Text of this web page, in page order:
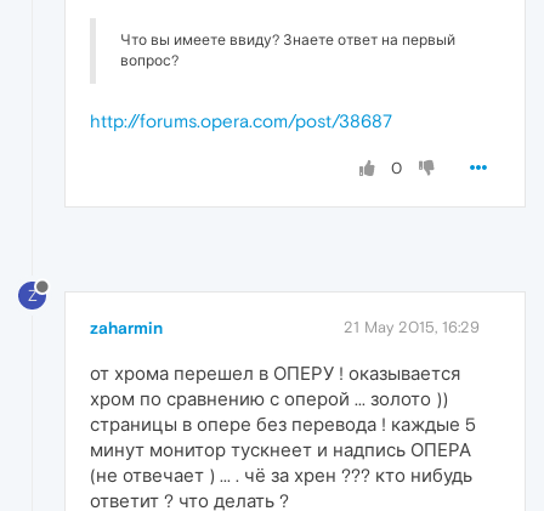
Что вы имеете ввиду? Знаете ответ на первый
вопрос?
http://forums.opera.com/post/38687
0
Z
zaharmin 21 May 2015, 16:29
от хрома перешел в ОПЕРУ ! оказывается
хром по сравнению с оперой ... золото ))
страницы в опере без перевода ! каждые 5
минут монитор тускнеет и надпись ОПЕРА
(не отвечает ) ... . чё за хрен ??? кто нибудь
ответит ? что делать ?